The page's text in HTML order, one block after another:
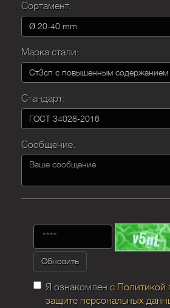
Сортамент:
Марка стали:
Стандарт:
Сообщение:
Обновить
Я ознакомлен с Политикой
защите персональных